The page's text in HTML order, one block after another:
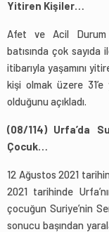
Yitiren Kişiler…
Afet ve Acil Durum
batısında çok
itibarıyla yaşamını
kişi olmak üzere 31’e
olduğunu açıkladı.
(08/114) Urfa’da
Çocuk…
12 Ağustos 2021
2021 tarihinde
çocuğun Suriye’nin
sonucu başından